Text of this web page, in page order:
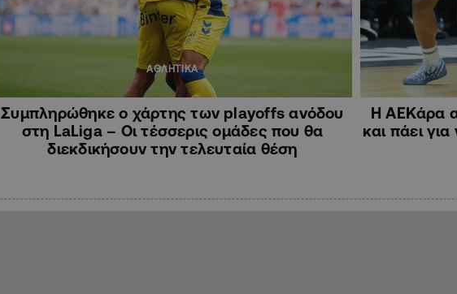
ΑΘΛΗΤΙΚΑ
Συμπληρώθηκε ο χάρτης των playoffs ανόδου
στη LaLiga – Οι τέσσερις ομάδες που θα
διεκδικήσουν την τελευταία θέση
Η ΑΕΚάρα
και πάει